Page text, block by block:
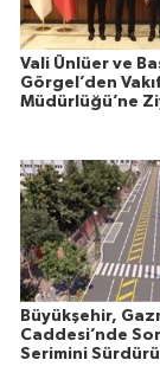
Vali Ünlüer ve
Görgel’den
Müdürlüğü’ne
Büyükşehir,
Caddesi’nde
Serimini